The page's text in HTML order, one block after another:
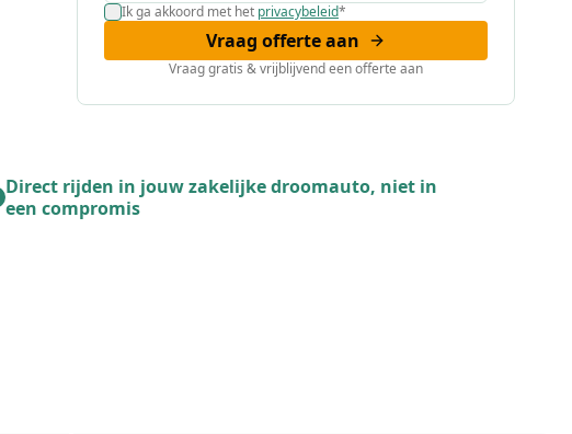
Ik ga akkoord met het privacybeleid*
Vraag offerte aan
Vraag gratis & vrijblijvend een offerte aan
Direct rijden in jouw zakelijke droomauto, niet in
een compromis